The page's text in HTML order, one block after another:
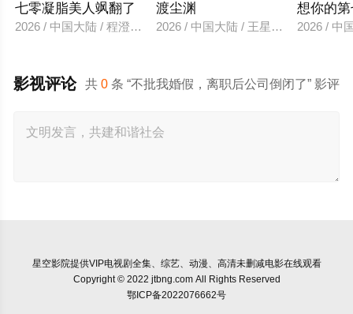
七零凝脂美人飒翻了
2026 / 中国大陆 / 程澄＆金子璇
渡尘渊
2026 / 中国大陆 / 王星玮&徐轸轸
想你的
2026 / 中
共0 条 “不批我婚假，离职后公司倒闭了” 影评
影视评论
星空影院提供VIP电视剧全集、综艺、动漫、高清未删减电影在线观看
Copyright © 2022 jtbng.com All Rights Reserved
鄂ICP备2022076662号